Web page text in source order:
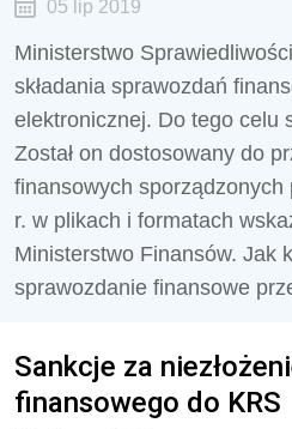
05 lip 2019
Ministerstwo
składania sprawozdań
elektronicznej. Do tego celu
Został on dostosowany do
finansowych
r. w plikach i formatach
Ministerstwo Finansów. Jak
sprawozdanie finansowe
Sankcje za
finansowego do KRS